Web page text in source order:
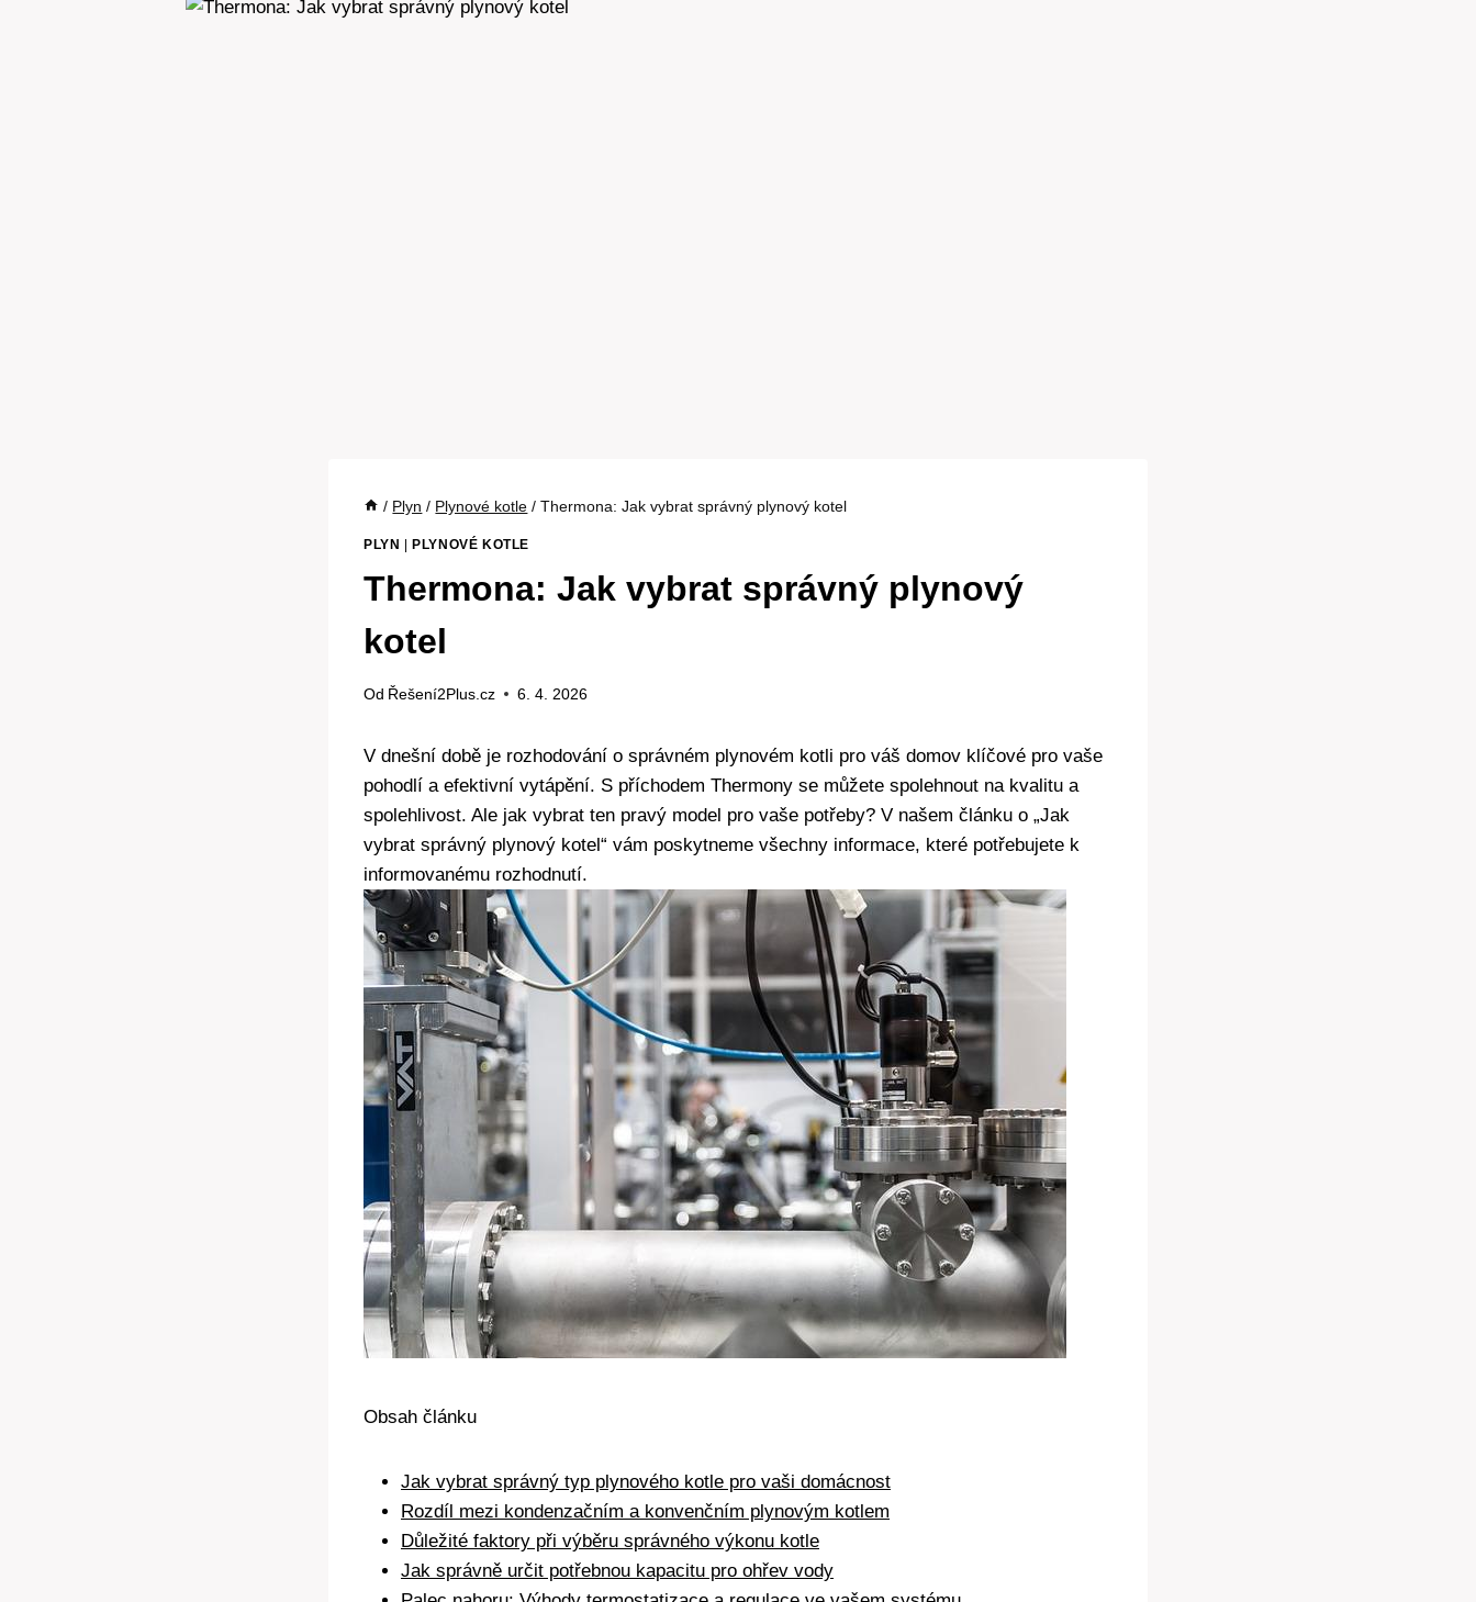
/ Plyn / Plynové kotle / Thermona: Jak vybrat správný plynový kotel
PLYN PLYNOVÉ KOTLE
Thermona: Jak vybrat správný plynový
kotel
Od Řešení2Plus.cz 6. 4. 2026
V dnešní době je ⁢rozhodování o správném plynovém kotli ⁢pro váš domov klíčové pro vaše
pohodlí a efektivní‌ vytápění. S příchodem Thermony se můžete spolehnout na kvalitu ⁤a
spolehlivost. Ale jak vybrat ten‍ pravý ⁢model pro vaše potřeby? V našem článku o „Jak
vybrat správný⁣ plynový kotel“ vám poskytneme všechny⁣ informace, které potřebujete k‍
informovanému rozhodnutí.
Obsah článku
Jak vybrat správný typ plynového kotle pro vaši⁤ domácnost
Rozdíl mezi kondenzačním a konvenčním plynovým ⁣kotlem
Důležité faktory ⁣při výběru správného výkonu‌ kotle
Jak správně určit potřebnou kapacitu pro ohřev vody